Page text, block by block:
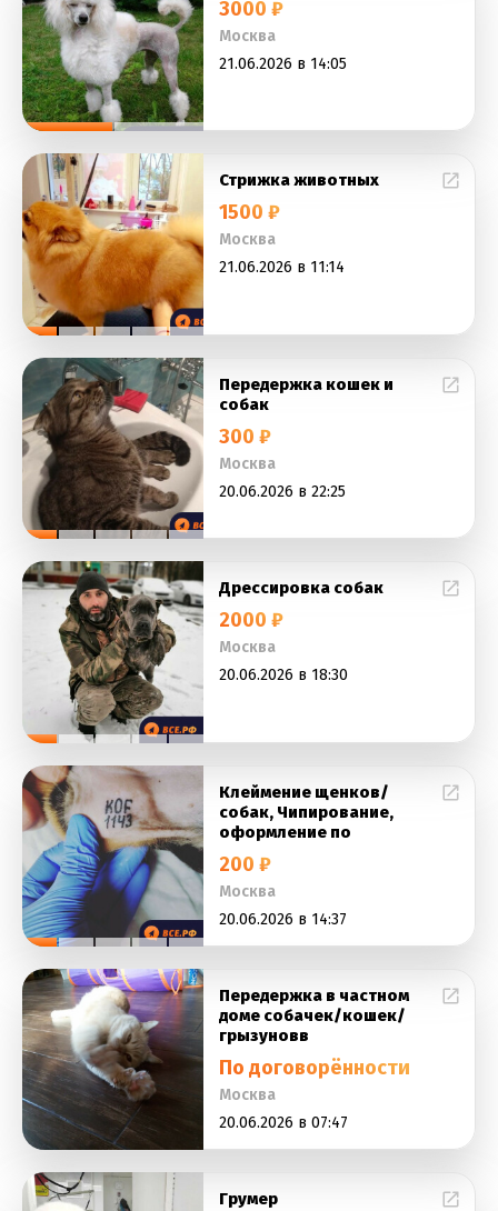
3000 ₽
Москва
21.06.2026 в 14:05
Стрижка животных
1500 ₽
Москва
21.06.2026 в 11:14
Передержка кошек и
собак
300 ₽
Москва
20.06.2026 в 22:25
Дрессировка собак
2000 ₽
Москва
20.06.2026 в 18:30
Клеймение щенков/
собак, Чипирование,
оформление по
200 ₽
Москва
20.06.2026 в 14:37
Передержка в частном
доме собачек/кошек/
грызуновв
По договорённости
Москва
20.06.2026 в 07:47
Грумер